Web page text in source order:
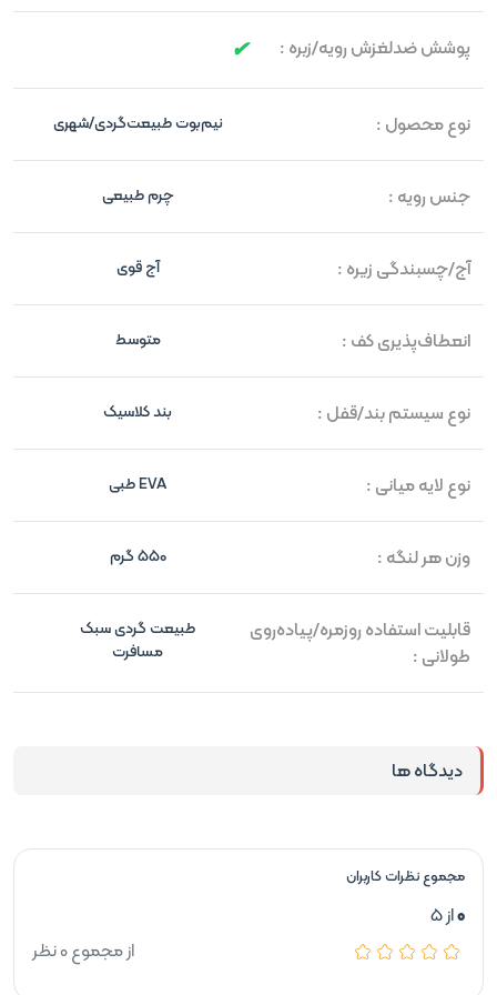
پوشش ضدلغزش رویه/زبره :
نوع محصول : نیم‌بوت طبیعت‌گردی/شهری
جنس رویه : چرم طبیعی
آج/چسبندگی زیره : آج قوی
انعطاف‌پذیری کف : متوسط
نوع سیستم بند/قفل : بند کلاسیک
نوع لایه میانی : EVA طبی
وزن هر لنگه : 550 گرم
قابلیت استفاده روزمره/پیاده‌روی
طولانی :
طبیعت گردی سبک
مسافرت
دیدگاه ها
مجموع نظرات کاربران
0از 5
از مجموع 0 نظر